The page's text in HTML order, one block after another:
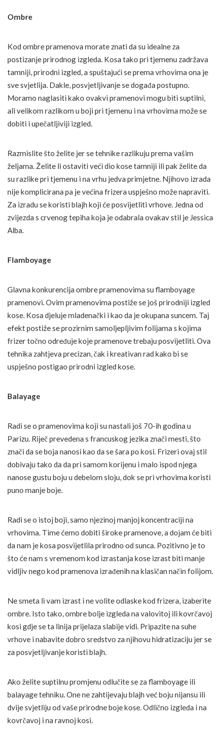
Ombre
Kod ombre pramenova morate znati da su idealne za
postizanje prirodnog izgleda. Kosa tako pri tjemenu zadržava
tamniji, prirodni izgled, a spuštajući se prema vrhovima ona je
sve svjetlija. Dakle, posvjetljivanje se događa postupno.
Moramo naglasiti kako ovakvi pramenovi mogu biti suptilni,
ali velikom razlikom u boji pri tjemenu i na vrhovima može se
dobiti i upečatljiviji izgled.
Razmislite što želite jer se tehnike razlikuju prema vašim
željama. Želite li ostaviti veći dio kose tamniji ili pak želite da
su razlike pri tjemenu i na vrhu jedva primjetne. Njihovo izrada
nije komplicirana pa je većina frizera uspješno može napraviti.
Za izradu se koristi blajh koji će posvijetliti vrhove. Jedna od
zvijezda s crvenog tepiha koja je odabrala ovakav stil je Jessica
Alba.
Flamboyage
Glavna konkurencija ombre pramenovima su flamboyage
pramenovi. Ovim pramenovima postiže se još prirodniji izgled
kose. Kosa djeluje mladenački i kao da je okupana suncem. Taj
efekt postiže se prozirnim samoljepljivim folijama s kojima
frizer točno određuje koje pramenove trebaju posvijetliti. Ova
tehnika zahtjeva precizan, čak i kreativan rad kako bi se
uspješno postigao prirodni izgled kose.
Balayage
Radi se o pramenovima koji su nastali još 70-ih godina u
Parizu. Riječ prevedena s francuskog jezika znači mesti, što
znači da se boja nanosi kao da se šara po kosi. Frizeri ovaj stil
dobivaju tako da da pri samom korijenu i malo ispod njega
nanose gustu boju u debelom sloju, dok se pri vrhovima koristi
puno manje boje.
Radi se o istoj boji, samo njezinoj manjoj koncentraciji na
vrhovima. Time ćemo dobiti široke pramenove, a dojam će biti
da nam je kosa posvijetlila prirodno od sunca. Pozitivno je to
što će nam s vremenom kod izrastanja kose izrast biti manje
vidljiv nego kod pramenova izrađenih na klasičan način folijom.
Ne smeta li vam izrast i ne volite odlaske kod frizera, izaberite
ombre. Isto tako, ombre bolje izgleda na valovitoj ili kovrčavoj
kosi gdje se ta linija prijelaza slabije vidi. Pripazite na suhe
vrhove i nabavite dobro sredstvo za njihovu hidratizaciju jer se
za posvjetljivanje koristi blajh.
Ako želite suptilnu promjenu odlučite se za flamboyage ili
balayage tehniku. One ne zahtijevaju blajh već boju nijansu ili
dvije svjetliju od vaše prirodne boje kose. Odlično izgleda i na
kovrčavoj i na ravnoj kosi.